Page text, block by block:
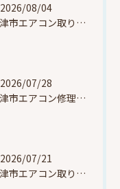
2026/08/04
草津市エアコン取り付け｜お客様取り外し済・化粧カバー再利用（ダイキン S225ATES・アウルコート草津）
2026/07/28
大津市エアコン修理｜冷媒漏れを特定！高所作業で東芝RAS-F221ARTを修理・ガスチャージ
2026/07/21
大津市エアコン取り付け｜他社で断られたマンション3階の壁面アングル高所作業（ハイセンス HA-J22H-W・プレジーオビワコ）